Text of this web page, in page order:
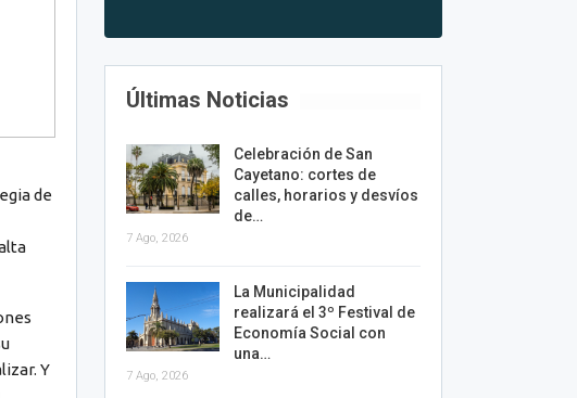
de
Y
Últimas Noticias
Celebración de San
Cayetano: cortes de
calles, horarios y desvíos
de…
7 Ago, 2026
La Municipalidad
realizará el 3º Festival de
Economía Social con
una…
7 Ago, 2026